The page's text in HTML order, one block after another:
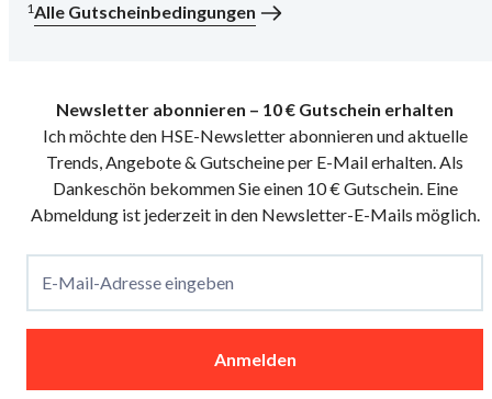
1Alle Gutscheinbedingungen
Newsletter abonnieren – 10 € Gutschein erhalten
Ich möchte den HSE-Newsletter abonnieren und aktuelle
Trends, Angebote & Gutscheine per E-Mail erhalten. Als
Dankeschön bekommen Sie einen 10 € Gutschein. Eine
Abmeldung ist jederzeit in den Newsletter-E-Mails möglich.
E-Mail-Adresse eingeben
Anmelden